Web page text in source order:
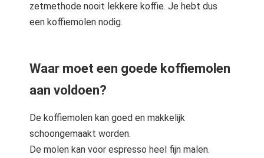
zetmethode nooit lekkere koffie. Je hebt dus
een koffiemolen nodig.
Waar moet een goede koffiemolen
aan voldoen?
De koffiemolen kan goed en makkelijk
schoongemaakt worden.
De molen kan voor espresso heel fijn malen.